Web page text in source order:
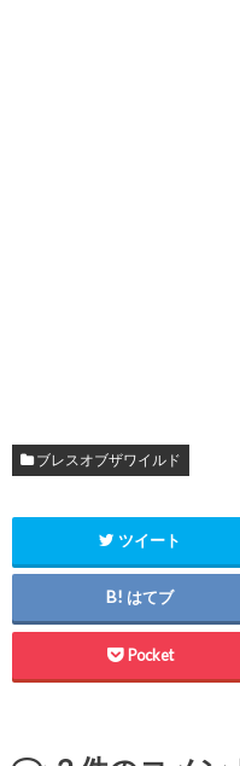
ブレスオブザワイルド
ツイート
はてブ
Pocket